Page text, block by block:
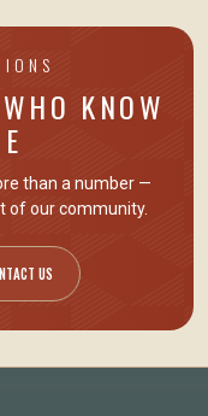
KNOW
than a number —
of our community.
US